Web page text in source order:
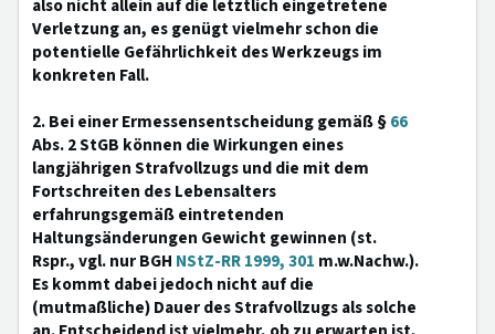
also nicht allein auf die letztlich eingetretene
Verletzung an, es genügt vielmehr schon die
potentielle Gefährlichkeit des Werkzeugs im
konkreten Fall.
2. Bei einer Ermessensentscheidung gemäß §66
Abs. 2 StGB können die Wirkungen eines
langjährigen Strafvollzugs und die mit dem
Fortschreiten des Lebensalters
erfahrungsgemäß eintretenden
Haltungsänderungen Gewicht gewinnen (st.
Rspr., vgl. nur BGH NStZ-RR 1999, 301 m.w.Nachw.).
Es kommt dabei jedoch nicht auf die
(mutmaßliche) Dauer des Strafvollzugs als solche